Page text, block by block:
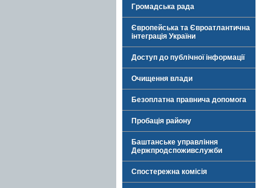
Громадська рада
Європейська та Євроатлантична
інтеграція України
Доступ до публічної інформації
Очищення влади
Безоплатна правнича допомога
Пробація району
Баштанське управління
Держпродспоживслужби
Спостережна комісія